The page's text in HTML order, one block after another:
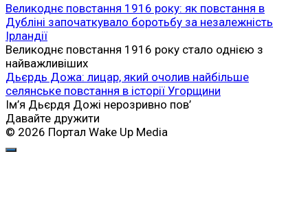
Великоднє повстання 1916 року: як повстання в
Дубліні започаткувало боротьбу за незалежність
Ірландії
Великоднє повстання 1916 року стало однією з
найважливіших
Дьєрдь Дожа: лицар, який очолив найбільше
селянське повстання в історії Угорщини
Ім’я Дьєрдя Дожі нерозривно пов’
Давайте дружити
© 2026 Портал Wake Up Media